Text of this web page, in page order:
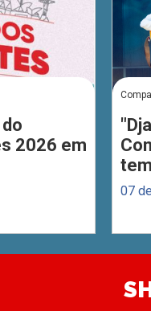
2026 em
07